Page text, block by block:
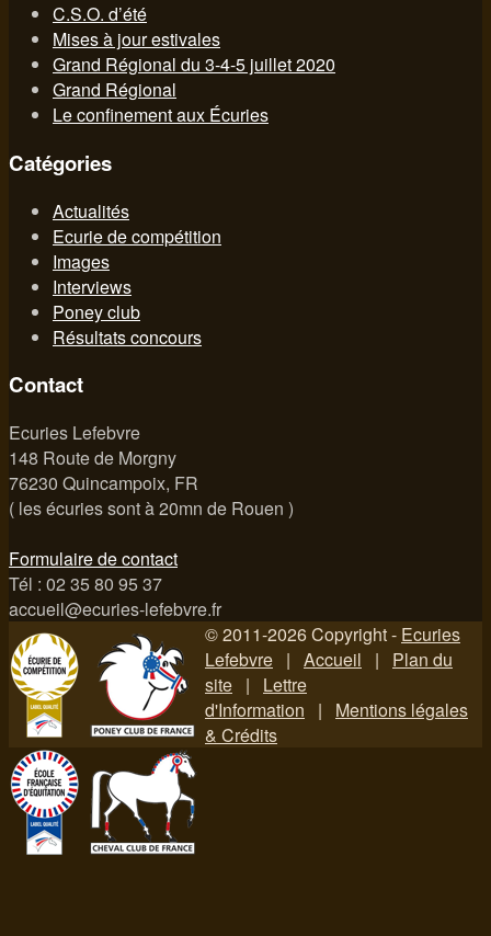
C.S.O. d’été
Mises à jour estivales
Grand Régional du 3-4-5 juillet 2020
Grand Régional
Le confinement aux Écuries
Catégories
Actualités
Ecurie de compétition
Images
Interviews
Poney club
Résultats concours
Contact
Ecuries Lefebvre
148 Route de Morgny
76230 Quincampoix, FR
( les écuries sont à 20mn de Rouen )
Formulaire de contact
Tél : 02 35 80 95 37
accueil@ecuries-lefebvre.fr
© 2011-2026 Copyright - Ecuries
Lefebvre | Accueil | Plan du
site | Lettre
d'Information | Mentions légales
& Crédits